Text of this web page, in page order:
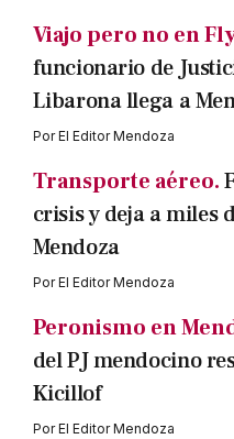
Viajo pero no en
funcionario de
Libarona llega a
PorEl Editor Mendoza
Transporte aéreo.
crisis y deja a miles
Mendoza
PorEl Editor Mendoza
Peronismo en
del PJ mendocino
Kicillof
PorEl Editor Mendoza